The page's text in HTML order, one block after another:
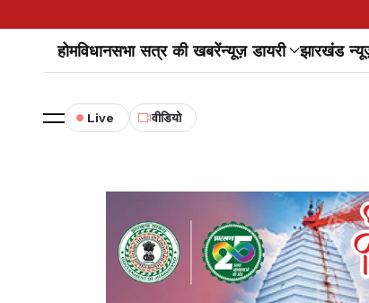
होमविधानसभा सत्र की खबरेंन्यूज़ डायरी झारखंड
Live वीडियो